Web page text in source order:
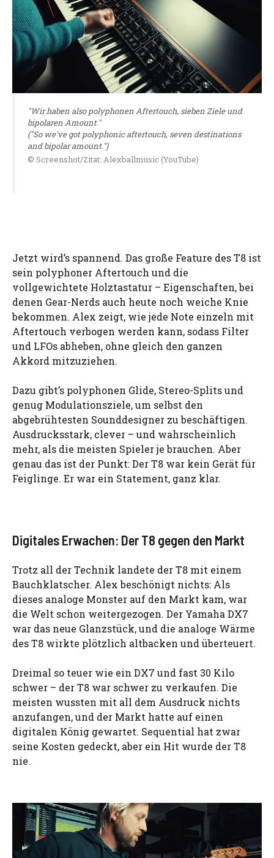
"Wir haben also polyphonen Aftertouch, sieben Ziele und
bipolaren Amount."
("So we've got polyphonic aftertouch, seven destinations
and bipolar amount.")
© Screenshot/Zitat: Alexballmusic (YouTube)
Jetzt wird’s spannend. Das große Feature des T8 ist
sein polyphoner Aftertouch und die
vollgewichtete Holztastatur – Eigenschaften, bei
denen Gear-Nerds auch heute noch weiche Knie
bekommen. Alex zeigt, wie jede Note einzeln mit
Aftertouch verbogen werden kann, sodass Filter
und LFOs abheben, ohne gleich den ganzen
Akkord mitzuziehen.
Dazu gibt’s polyphonen Glide, Stereo-Splits und
genug Modulationsziele, um selbst den
abgebrühtesten Sounddesigner zu beschäftigen.
Ausdrucksstark, clever – und wahrscheinlich
mehr, als die meisten Spieler je brauchen. Aber
genau das ist der Punkt: Der T8 war kein Gerät für
Feiglinge. Er war ein Statement, ganz klar.
Digitales Erwachen: Der T8 gegen den Markt
Trotz all der Technik landete der T8 mit einem
Bauchklatscher. Alex beschönigt nichts: Als
dieses analoge Monster auf den Markt kam, war
die Welt schon weitergezogen. Der Yamaha DX7
war das neue Glanzstück, und die analoge Wärme
des T8 wirkte plötzlich altbacken und überteuert.
Dreimal so teuer wie ein DX7 und fast 30 Kilo
schwer – der T8 war schwer zu verkaufen. Die
meisten wussten mit all dem Ausdruck nichts
anzufangen, und der Markt hatte auf einen
digitalen König gewartet. Sequential hat zwar
seine Kosten gedeckt, aber ein Hit wurde der T8
nie.